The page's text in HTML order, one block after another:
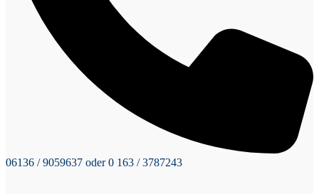
06136 / 9059637 oder 0 163 / 3787243